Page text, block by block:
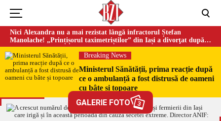
Nici Alexandra nu a mai rezistat lângă infractorul Ștefan
Manolache! „Prințișorul taximetriștilor” din Iași a divorţat după
doi ani de căsnicie
Breaking News
Ministerul Sănătății, prima reacție după
ce o ambulanță a fost distrusă de oameni
cu bâte și topoare
GALERIE FOTO 3